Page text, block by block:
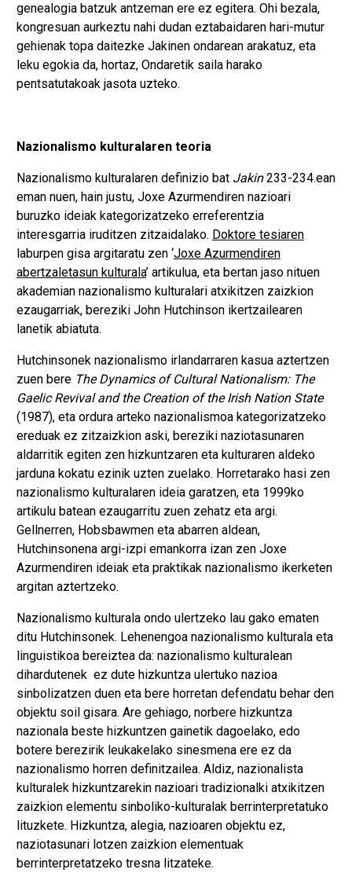
genealogia batzuk antzeman ere ez egitera. Ohi bezala,
kongresuan aurkeztu nahi dudan eztabaidaren hari-mutur
gehienak topa daitezke Jakinen ondarean arakatuz, eta
leku egokia da, hortaz, Ondaretik saila harako
pentsatutakoak jasota uzteko.
Nazionalismo kulturalaren teoria
Nazionalismo kulturalaren definizio bat Jakin233-234.ean
eman nuen, hain justu, Joxe Azurmendiren nazioari
buruzko ideiak kategorizatzeko erreferentzia
interesgarria iruditzen zitzaidalako. Doktore tesiaren
laburpen gisa argitaratu zen ‘Joxe Azurmendiren
abertzaletasun kulturala’ artikulua, eta bertan jaso nituen
akademian nazionalismo kulturalari atxikitzen zaizkion
ezaugarriak, bereziki John Hutchinson ikertzailearen
lanetik abiatuta.
Hutchinsonek nazionalismo irlandarraren kasua aztertzen
zuen bere The Dynamics of Cultural Nationalism: The
Gaelic Revival and the Creation of the Irish Nation State
(1987), eta ordura arteko nazionalismoa kategorizatzeko
ereduak ez zitzaizkion aski, bereziki naziotasunaren
aldarritik egiten zen hizkuntzaren eta kulturaren aldeko
jarduna kokatu ezinik uzten zuelako. Horretarako hasi zen
nazionalismo kulturalaren ideia garatzen, eta 1999ko
artikulu batean ezaugarritu zuen zehatz eta argi.
Gellnerren, Hobsbawmen eta abarren aldean,
Hutchinsonena argi-izpi emankorra izan zen Joxe
Azurmendiren ideiak eta praktikak nazionalismo ikerketen
argitan aztertzeko.
Nazionalismo kulturala ondo ulertzeko lau gako ematen
ditu Hutchinsonek. Lehenengoa nazionalismo kulturala eta
linguistikoa bereiztea da: nazionalismo kulturalean
dihardutenek ez dute hizkuntza ulertuko nazioa
sinbolizatzen duen eta bere horretan defendatu behar den
objektu soil gisara. Are gehiago, norbere hizkuntza
nazionala beste hizkuntzen gainetik dagoelako, edo
botere berezirik leukakelako sinesmena ere ez da
nazionalismo horren definitzailea. Aldiz, nazionalista
kulturalek hizkuntzarekin nazioari tradizionalki atxikitzen
zaizkion elementu sinboliko-kulturalak berrinterpretatuko
lituzkete. Hizkuntza, alegia, nazioaren objektu ez,
naziotasunari lotzen zaizkion elementuak
berrinterpretatzeko tresna litzateke.